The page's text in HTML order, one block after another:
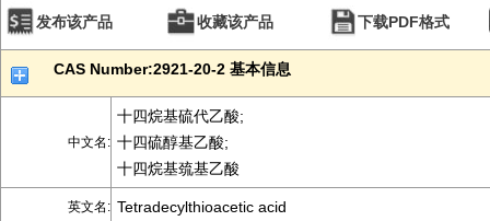
发布该产品 收藏该产品 下载PDF格式
CAS Number:2921-20-2 基本信息
中文名:
十四烷基硫代乙酸;
十四硫醇基乙酸;
十四烷基巯基乙酸
英文名: Tetradecylthioacetic acid